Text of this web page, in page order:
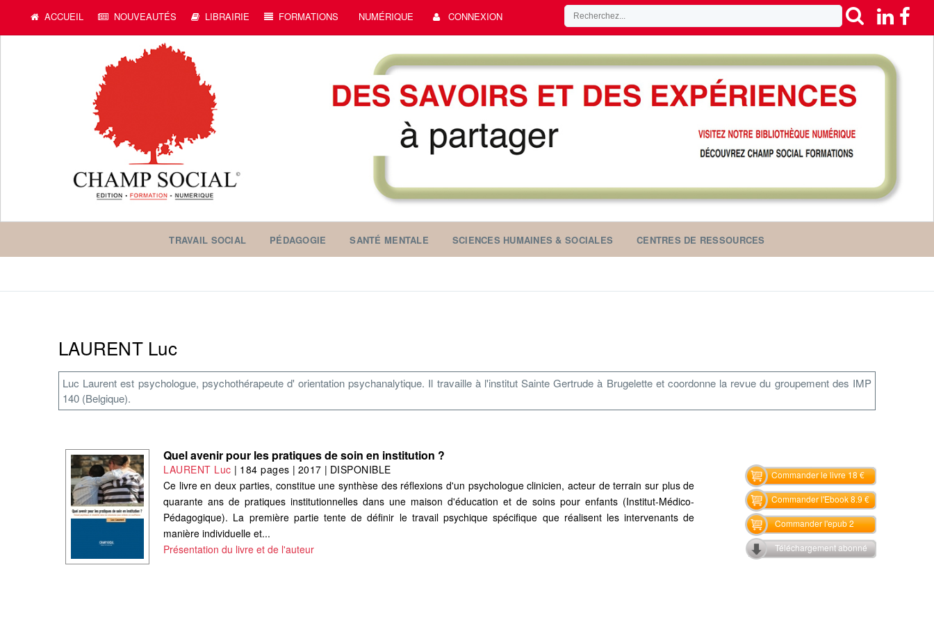
ACCUEIL NOUVEAUTÉS LIBRAIRIE FORMATIONS NUMÉRIQUE CONNEXION
TRAVAIL SOCIAL PÉDAGOGIE SANTÉ MENTALE SCIENCES HUMAINES & SOCIALES CENTRES DE RESSOURCES
LAURENT Luc
Luc Laurent est psychologue, psychothérapeute d' orientation psychanalytique. Il travaille à l'institut Sainte Gertrude à Brugelette et coordonne la revue du groupement des IMP
140 (Belgique).
Quel avenir pour les pratiques de soin en institution ?
LAURENT Luc | 184 pages | 2017 | DISPONIBLE
Ce livre en deux parties, constitue une synthèse des réflexions d'un psychologue clinicien, acteur de terrain sur plus de
quarante ans de pratiques institutionnelles dans une maison d'éducation et de soins pour enfants (Institut-Médico-
Pédagogique). La première partie tente de définir le travail psychique spécifique que réalisent les intervenants de
manière individuelle et...
Présentation du livre et de l'auteur
Commander le livre 18 €
Commander l'Ebook 8.9 €
Commander l'epub 2
Téléchargement abonné